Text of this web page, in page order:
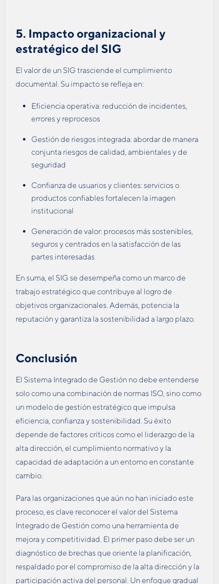
5. Impacto organizacional y
estratégico del SIG
El valor de un SIG trasciende el cumplimiento
documental. Su impacto se refleja en:
Eficiencia operativa: reducción de incidentes,
errores y reprocesos
Gestión de riesgos integrada: abordar de manera
conjunta riesgos de calidad, ambientales y de
seguridad
Confianza de usuarios y clientes: servicios o
productos confiables fortalecen la imagen
institucional
Generación de valor: procesos más sostenibles,
seguros y centrados en la satisfacción de las
partes interesadas
En suma, el SIG se desempeña como un marco de
trabajo estratégico que contribuye al logro de
objetivos organizacionales. Además, potencia la
reputación y garantiza la sostenibilidad a largo plazo.
Conclusión
El Sistema Integrado de Gestión no debe entenderse
solo como una combinación de normas ISO, sino como
un modelo de gestión estratégico que impulsa
eficiencia, confianza y sostenibilidad. Su éxito
depende de factores críticos como el liderazgo de la
alta dirección, el cumplimiento normativo y la
capacidad de adaptación a un entorno en constante
cambio.
Para las organizaciones que aún no han iniciado este
proceso, es clave reconocer el valor del Sistema
Integrado de Gestión como una herramienta de
mejora y competitividad. El primer paso debe ser un
diagnóstico de brechas que oriente la planificación,
respaldado por el compromiso de la alta dirección y la
participación activa del personal. Un enfoque gradual